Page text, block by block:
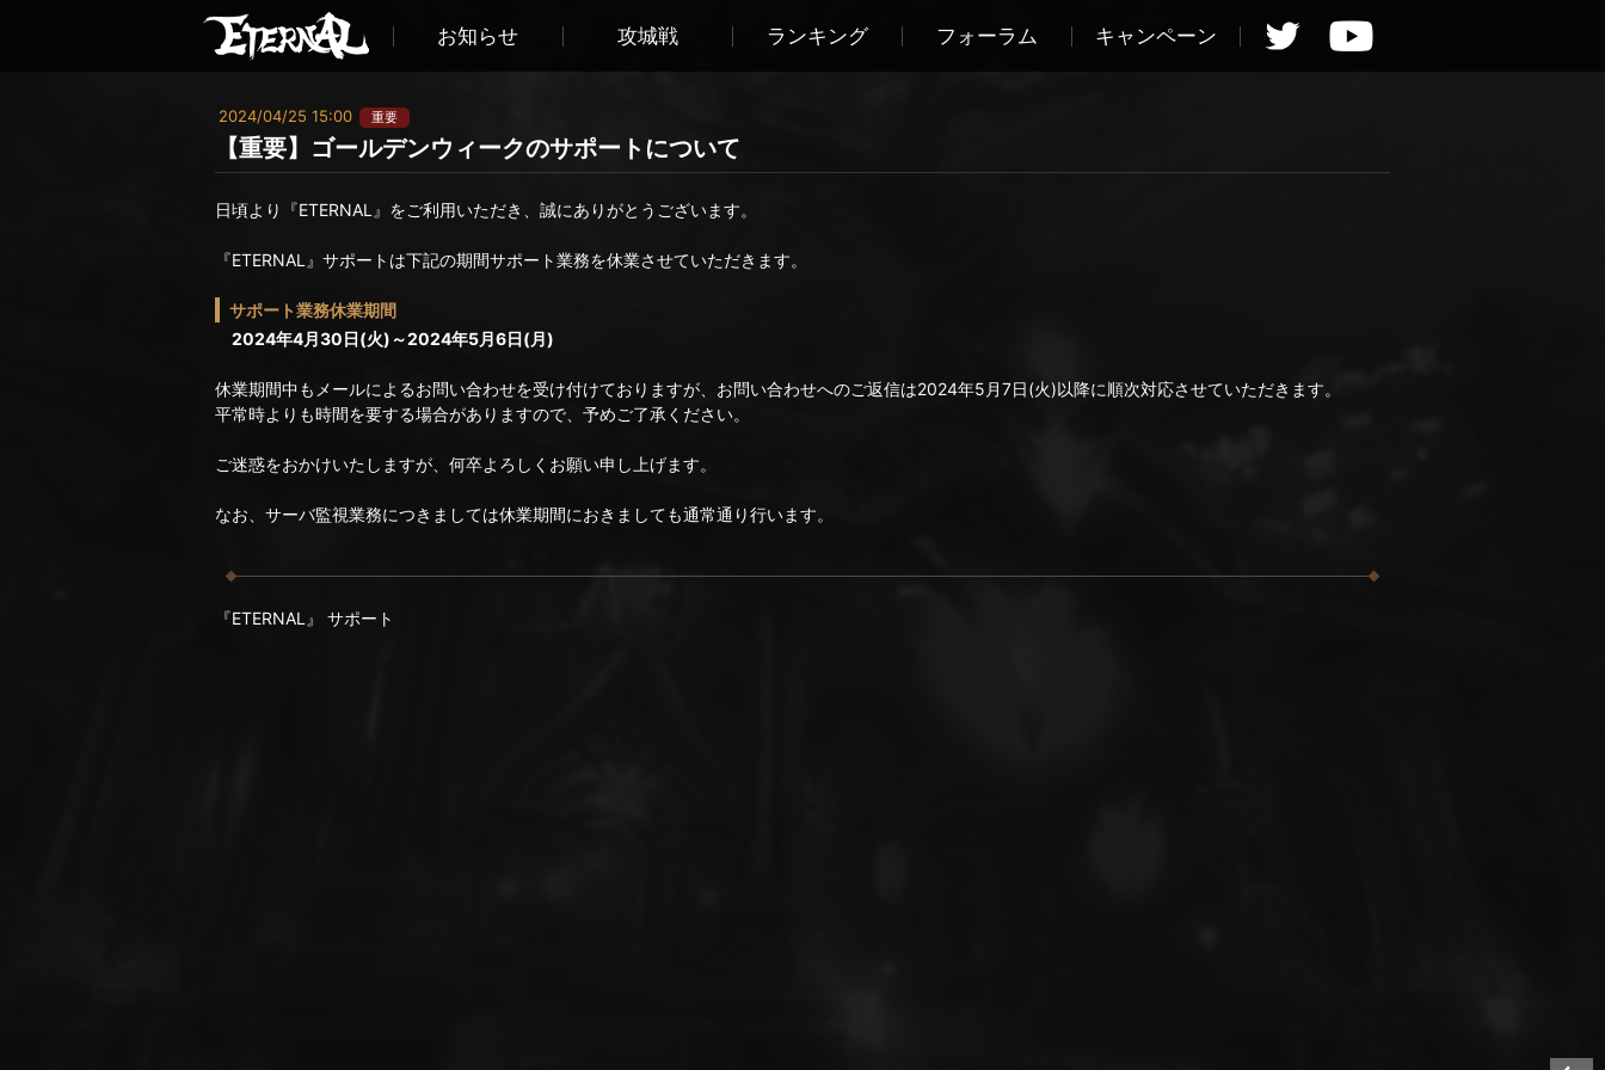
お知らせ 攻城戦 ランキング フォーラム キャンペーン
2024/04/25 15:00 重要
【重要】ゴールデンウィークのサポートについて
日頃より『ETERNAL』をご利用いただき、誠にありがとうございます。
『ETERNAL』サポートは下記の期間サポート業務を休業させていただきます。
サポート業務休業期間
2024年4月30日(火)～2024年5月6日(月)
休業期間中もメールによるお問い合わせを受け付けておりますが、お問い合わせへのご返信は2024年5月7日(火)以降に順次対応させていただきます。
平常時よりも時間を要する場合がありますので、予めご了承ください。
ご迷惑をおかけいたしますが、何卒よろしくお願い申し上げます。
なお、サーバ監視業務につきましては休業期間におきましても通常通り行います。
『ETERNAL』 サポート